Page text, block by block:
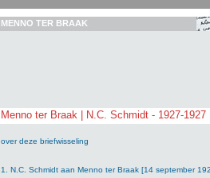
MENNO TER BRAAK
Menno ter Braak | N.C. Schmidt - 1927-1927
over deze briefwisseling
1. N.C. Schmidt aan Menno ter Braak [14 september